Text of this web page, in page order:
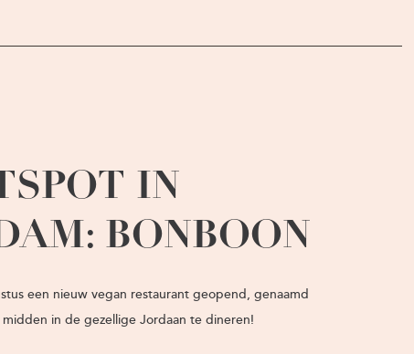
IN
BONBOON
een nieuw vegan restaurant geopend, genaamd
in de gezellige Jordaan te dineren!